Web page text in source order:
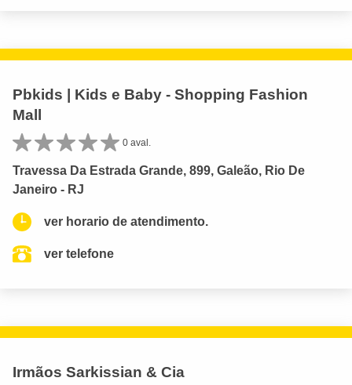
Pbkids | Kids e Baby - Shopping Fashion
Mall
0 aval.
Travessa Da Estrada Grande, 899, Galeão, Rio De
Janeiro - RJ
ver horario de atendimento.
ver telefone
Irmãos Sarkissian & Cia